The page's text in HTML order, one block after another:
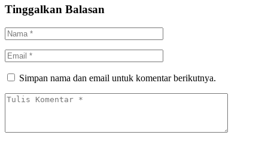
Tinggalkan Balasan
Simpan nama dan email untuk komentar berikutnya.